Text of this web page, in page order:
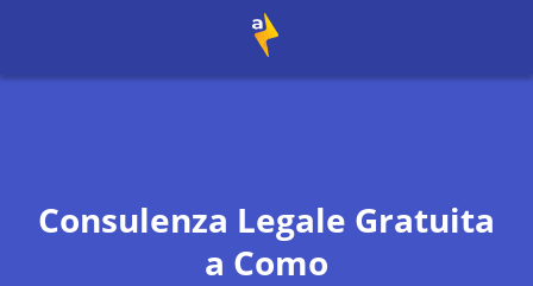
Consulenza Legale Gratuita
a Como